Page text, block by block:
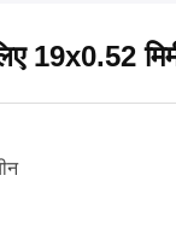
19x0.52